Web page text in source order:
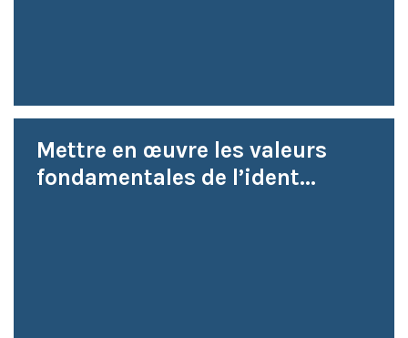
Mettre en œuvre les valeurs
fondamentales de l’ident...